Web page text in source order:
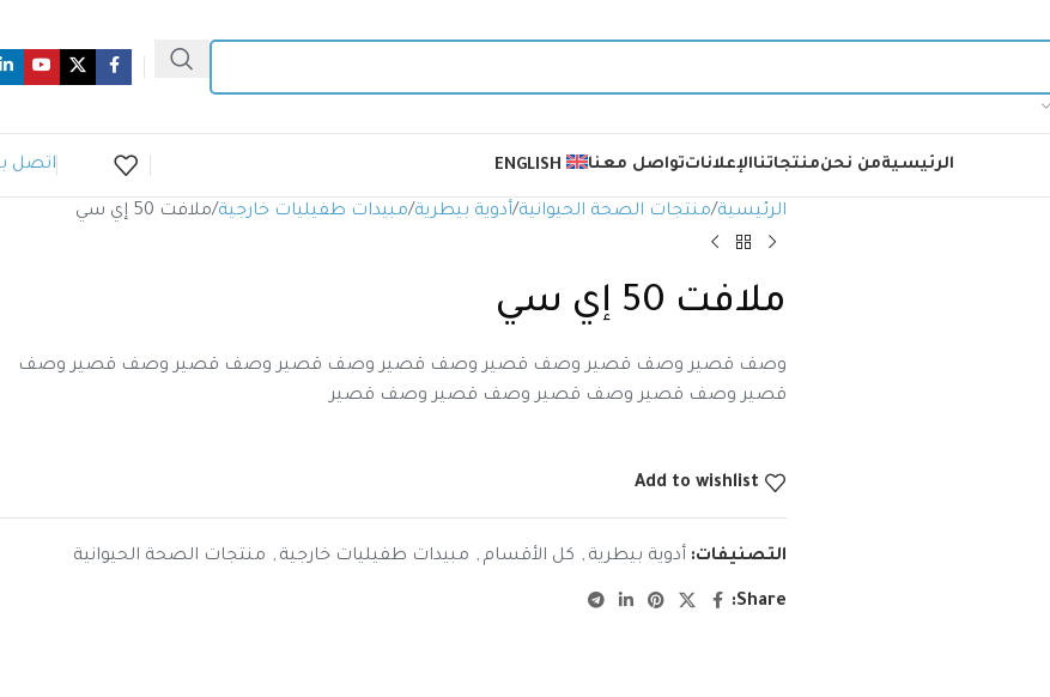
الرئيسيةمن نحنمنتجاتناالإعلاناتتواصل معنا ENGLISH اتصل
الرئيسية منتجات الصحة الحيوانية أدوية بيطرية مبيدات طفيليات خارجية ملافت 50 إي سي
ملافت 50 إي سي
وصف قصير وصف قصير وصف قصير وصف قصير وصف قصير وصف قصير وصف قصير وصف
قصير وصف قصير وصف قصير وصف قصير وصف قصير
Add to wishlist
التصنيفات: أدوية بيطرية , كل الأقسام , مبيدات طفيليات خارجية , منتجات الصحة الحيوانية
Share: